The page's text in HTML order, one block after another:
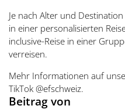
Je nach Alter und
in einer personalisierten
inclusive-Reise in einer
verreisen.
Mehr Informationen auf
TikTok @efschweiz.
Beitrag von